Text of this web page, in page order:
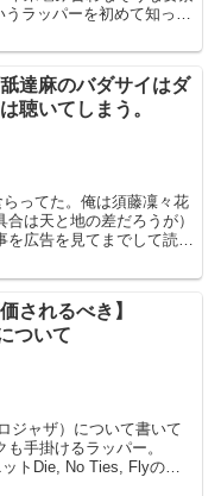
ラッパーを初めて知った
舐達麻のバダサイはダ
聴いてしまう。
ってた。俺は須藤凜々花
は天と地の差だろうが）
を広告を見てまでして読ん
されるべき】
ついて
ジャザ）について書いて
手掛けるラッパー。
トDie, No Ties, Flyのメ